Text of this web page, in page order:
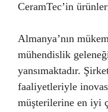
CeramTec’in
Almanya’nın
mühendislik
yansımaktadır.
faaliyetleriyle
müşterilerine en iyi